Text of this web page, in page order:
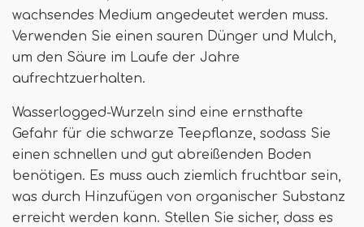
wachsendes Medium angedeutet werden muss.
Verwenden Sie einen sauren Dünger und Mulch,
um den Säure im Laufe der Jahre
aufrechtzuerhalten.
Wasserlogged-Wurzeln sind eine ernsthafte
Gefahr für die schwarze Teepflanze, sodass Sie
einen schnellen und gut abreißenden Boden
benötigen. Es muss auch ziemlich fruchtbar sein,
was durch Hinzufügen von organischer Substanz
erreicht werden kann. Stellen Sie sicher, dass es